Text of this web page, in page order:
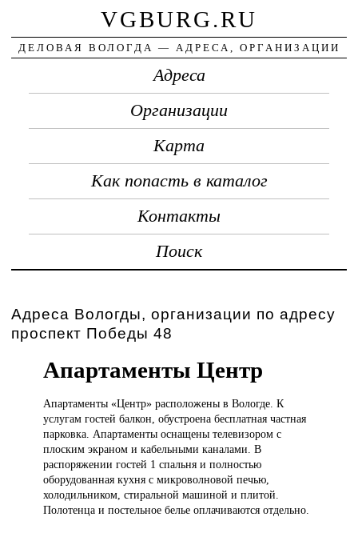
VGBURG.RU
ДЕЛОВАЯ ВОЛОГДА — АДРЕСА, ОРГАНИЗАЦИИ
Адреса
Организации
Карта
Как попасть в каталог
Контакты
Поиск
Адреса Вологды, организации по адресу
проспект Победы 48
Апартаменты Центр
Апартаменты «Центр»расположены в Вологде. К
услугам гостей балкон, обустроена бесплатная частная
парковка. Апартаменты оснащены телевизором с
плоским экраном и кабельными каналами. В
распоряжении гостей 1 спальня и полностью
оборудованная кухня с микроволновой печью,
холодильником, стиральной машиной и плитой.
Полотенца и постельное белье оплачиваются отдельно.